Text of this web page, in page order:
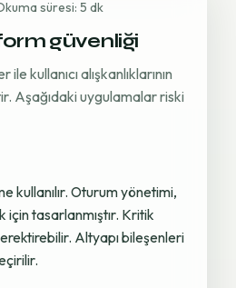
süresi: 5 dk
güvenliği
kullanıcı alışkanlıklarının
Aşağıdaki uygulamalar riski
kullanılır. Oturum yönetimi,
için tasarlanmıştır. Kritik
Altyapı bileşenleri